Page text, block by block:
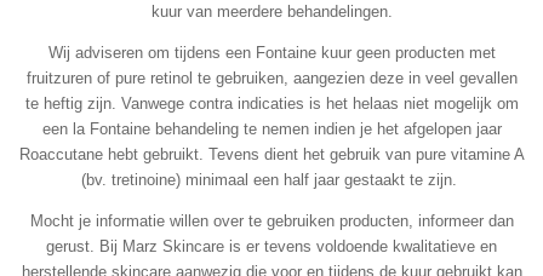
kuur van meerdere behandelingen.
Wij adviseren om tijdens een Fontaine kuur geen producten met
fruitzuren of pure retinol te gebruiken, aangezien deze in veel gevallen
te heftig zijn. Vanwege contra indicaties is het helaas niet mogelijk om
een la Fontaine behandeling te nemen indien je het afgelopen jaar
Roaccutane hebt gebruikt. Tevens dient het gebruik van pure vitamine A
(bv. tretinoine) minimaal een half jaar gestaakt te zijn.
Mocht je informatie willen over te gebruiken producten, informeer dan
gerust. Bij Marz Skincare is er tevens voldoende kwalitatieve en
herstellende skincare aanwezig die voor en tijdens de kuur gebruikt kan